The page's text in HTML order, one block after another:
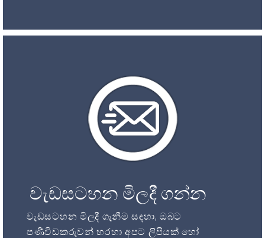
වැඩසටහන මිලදී ගන්න
වැඩසටහන මිලදී ගැනීම සඳහා, ඔබට
පණිවිඩකරුවන් හරහා අපට ලිපියක් හෝ